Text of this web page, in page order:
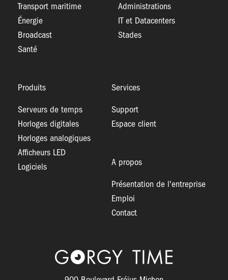
Transport maritime
Énergie
Broadcast
Santé
Administrations
IT et Datacenters
Stades
Produits
Serveurs de temps
Horloges digitales
Horloges analogiques
Afficheurs LED
Logiciels
Services
Support
Espace client
A propos
Présentation de l'entreprise
Emploi
Contact
Logo